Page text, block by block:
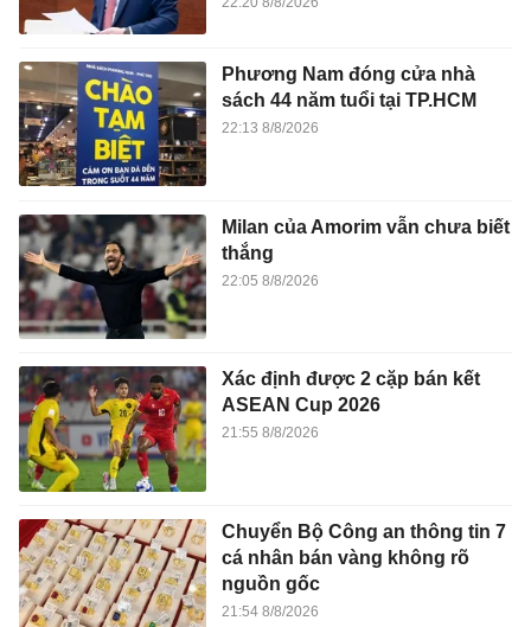
Phương Nam đóng cửa nhà
sách 44 năm tuổi tại TP.HCM
22:13 8/8/2026
Milan của Amorim vẫn chưa biết
thắng
22:05 8/8/2026
Xác định được 2 cặp bán kết
ASEAN Cup 2026
21:55 8/8/2026
Chuyển Bộ Công an thông tin 7
cá nhân bán vàng không rõ
nguồn gốc
21:54 8/8/2026